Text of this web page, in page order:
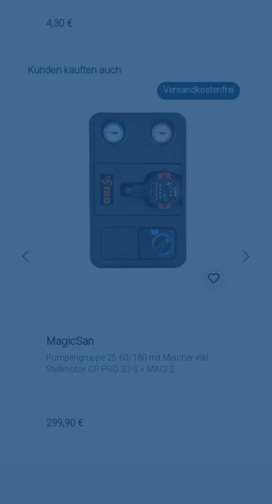
Regulärer Preis:
4,30 €
Produktgalerie überspringen
Kunden kauften auch
Versandkostenfrei
Pumpengruppe 25-60/180 mit Mischer inkl.
Stellmotor GP PRO 3D-S + MAGI 2
MagicSan
Regulärer Preis:
299,90 €